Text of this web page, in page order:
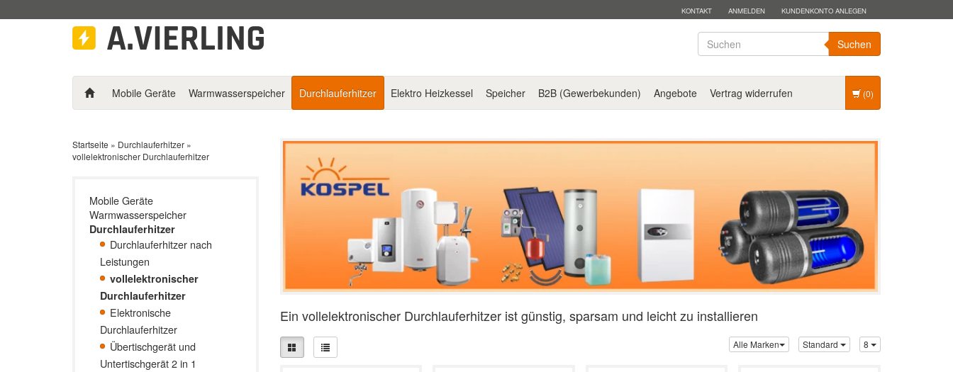
KONTAKT ANMELDEN KUNDENKONTO ANLEGEN
Suchen
Mobile Geräte Warmwasserspeicher Durchlauferhitzer Elektro Heizkessel Speicher B2B (Gewerbekunden) Angebote Vertrag widerrufen (0)
Startseite » Durchlauferhitzer »
vollelektronischer Durchlauferhitzer
Mobile Geräte
Warmwasserspeicher
Durchlauferhitzer
Durchlauferhitzer nach
Leistungen
vollelektronischer
Durchlauferhitzer
Elektronische
Durchlauferhitzer
Übertischgerät und
Untertischgerät 2 in 1
Ein vollelektronischer Durchlauferhitzer ist günstig, sparsam und leicht zu installieren
Alle Marken Standard 8